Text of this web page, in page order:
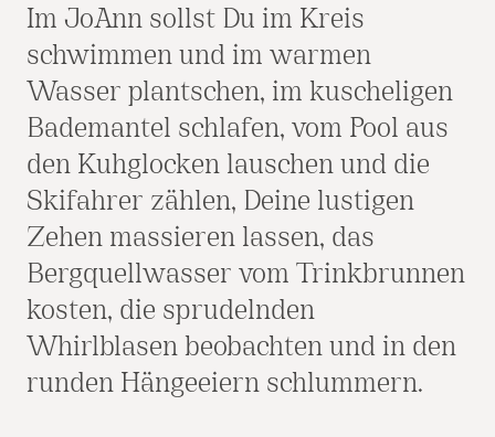
Im JoAnn sollst Du im Kreis
schwimmen und im warmen
Wasser plantschen, im kuscheligen
Bademantel schlafen, vom Pool aus
den Kuhglocken lauschen und die
Skifahrer zählen, Deine lustigen
Zehen massieren lassen, das
Bergquellwasser vom Trinkbrunnen
kosten, die sprudelnden
Whirlblasen beobachten und in den
runden Hängeeiern schlummern.